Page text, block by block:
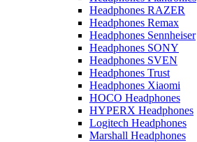
Headphones RAZER
Headphones Remax
Headphones Sennheiser
Headphones SONY
Headphones SVEN
Headphones Trust
Headphones Xiaomi
HOCO Headphones
HYPERX Headphones
Logitech Headphones
Marshall Headphones